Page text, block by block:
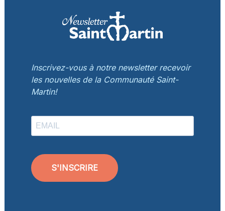
Inscrivez-vous à notre newsletter recevoir
les nouvelles de la Communauté Saint-
Martin!
S'INSCRIRE